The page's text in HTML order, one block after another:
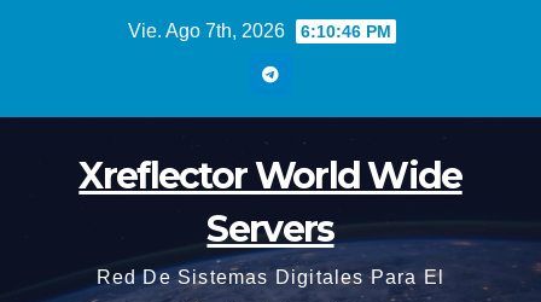
Vie. Ago 7th, 2026 6:10:47 PM
Xreflector World Wide
Servers
Red De Sistemas Digitales Para El